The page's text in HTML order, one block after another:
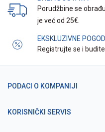
Porudžbine se
je već od 25€.
EKSKLUZIVNE
Registrujte se i
PODACI O KOMPANIJI
KORISNIČKI SERVIS